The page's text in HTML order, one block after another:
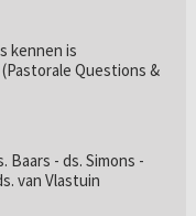
kennen is
Questions &
Baars - ds. Simons -
van Vlastuin